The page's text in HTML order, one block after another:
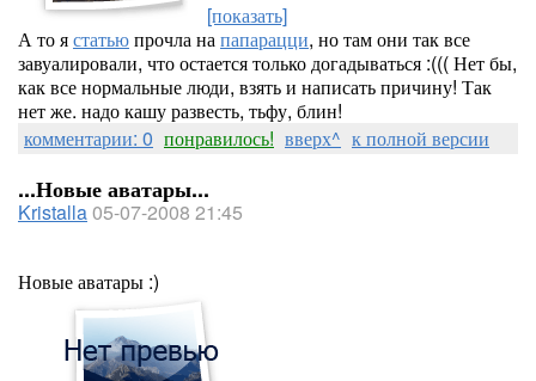
[показать]
А то ястатьюпрочла напапарацци, но там они так все
завуалировали, что остается только догадываться :((( Нет бы,
как все нормальные люди, взять и написать причину! Так
нет же. надо кашу развесть, тьфу, блин!
комментарии: 0 понравилось! вверх^ к полной версии
...Новые аватары...
Kristalla05-07-2008 21:45
Новые аватары :)